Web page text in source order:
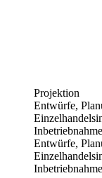
Projektion
Entwürfe,
Entwürfe,